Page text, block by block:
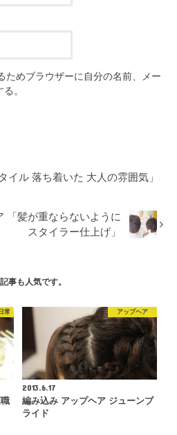
ためブラウザーに自分の名前、メー
。
イル 落ち着いた 大人の雰囲気」
「髪が重ならないように
スタイラー仕上げ」
事も人気です。
常 アップヘア
2013.6.17
編み込み アップヘア ジューンブ
ライド